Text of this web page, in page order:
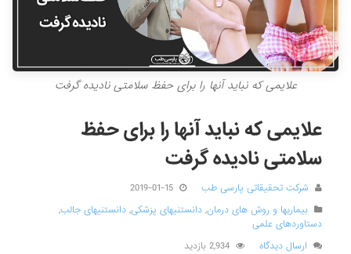
علایمی که نباید آنها را برای حفظ سلامتی نادیده گرفت
علایمی که نباید آنها را برای حفظ
سلامتی نادیده گرفت
شرکت تحقیقاتی پارسی طب
2019-01-15
بیماریها و روش های درمان,دانستنیهای پزشکی,دانستنیهای جالب,
دستاوردهای علمی
ارسال دیدگاه
2,934 بازدید